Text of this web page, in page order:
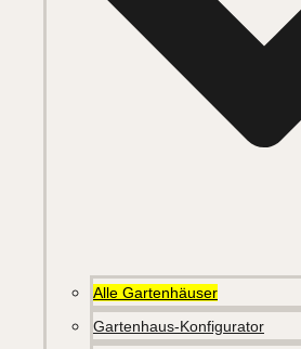
Alle Gartenhäuser
Gartenhaus-Konfigurator